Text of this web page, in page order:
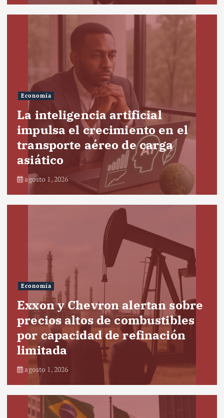
Economía
La inteligencia artificial
impulsa el crecimiento en el
transporte aéreo de carga
asiático
agosto 1, 2026
Economía
Exxon y Chevron alertan sobre
precios altos de combustibles
por capacidad de refinación
limitada
agosto 1, 2026